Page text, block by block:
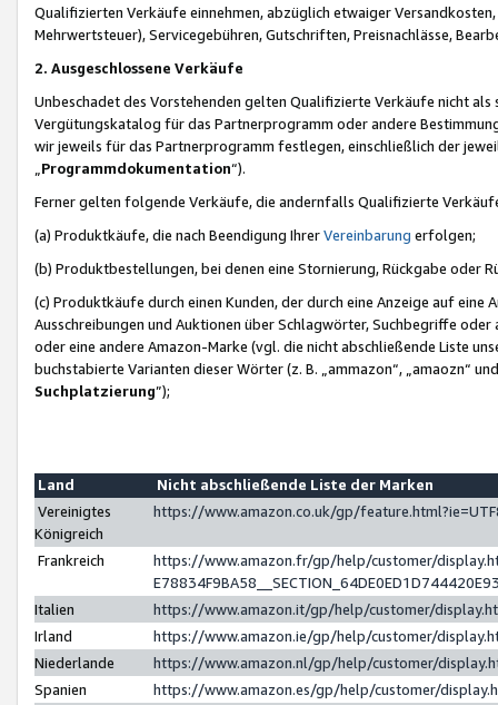
Qualifizierten Verkäufe einnehmen, abzüglich etwaiger
Mehrwertsteuer), Servicegebühren, Gutschriften, Preisnachlässe,
2. Ausgeschlossene Verkäufe
Unbeschadet des Vorstehenden gelten Qualifizierte Verkäufe nicht
Vergütungskatalog für das Partnerprogramm oder andere
wir jeweils für das Partnerprogramm festlegen, einschließlich der
Programmdokumentation“).
Ferner gelten folgende Verkäufe, die andernfalls Qualifizierte
(a) Produktkäufe, die nach Beendigung IhrerVereinbarung erfolgen;
(b) Produktbestellungen, bei denen eine Stornierung, Rückgabe oder
(c) Produktkäufe durch einen Kunden, der durch eine Anzeige auf
Ausschreibungen und Auktionen über Schlagwörter, Suchbegriffe
oder eine andere Amazon-Marke (vgl. die nicht abschließende Liste
buchstabierte Varianten dieser Wörter (z. B. „ammazon“, „amaozn“
Suchplatzierung”);
Land
Nicht abschließende Liste der Marken
Vereinigtes
Königreich
https://www.amazon.co.uk/gp/
Frankreich
https://www.amazon.fr/gp/help/customer/
Italien
https://www.amazon.it/gp/help/customer/
Irland
https://www.amazon.ie/gp/help/customer/
Niederlande
https://www.amazon.nl/gp/help/customer/
Spanien
https://www.amazon.es/gp/help/customer/